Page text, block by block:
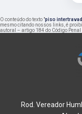
O conteúdo do texto "piso
mesmo citando nossos links, é
autoral – artigo 184 do Código Penal
Rod. Vereador